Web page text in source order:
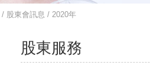
/ 股東會訊息 / 2020年
股東服務